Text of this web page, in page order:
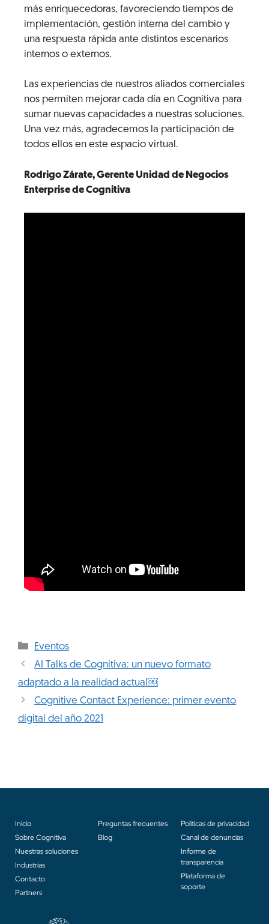
más enriquecedoras, favoreciendo tiempos de
implementación, gestión interna del cambio y
una respuesta rápida ante distintos escenarios
internos o externos.
Las experiencias de nuestros aliados comerciales
nos permiten mejorar cada día en Cognitiva para
sumar nuevas capacidades a nuestras soluciones.
Una vez más, agradecemos la participación de
todos ellos en este espacio virtual.
Rodrigo Zárate,Gerente Unidad de Negocios
Enterprise de Cognitiva
Eventos
AI Talks de Cognitiva: un nuevo formato
adaptado a la realidad actual￼
Cognitive Contact Experience: primer evento
digital del año 2021
Inicio
Sobre Cognitiva
Nuestras soluciones
Industrias
Contacto
Partners
Preguntas frecuentes
Blog
Políticas de privacidad
Canal de denuncias
Informe de
transparencia
Plataforma de
soporte